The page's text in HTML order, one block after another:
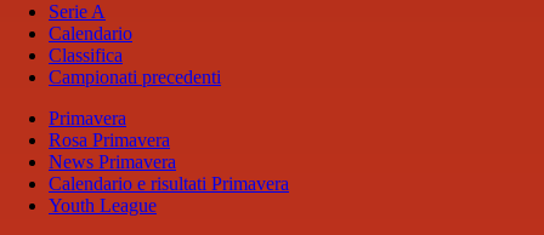
Serie A
Calendario
Classifica
Campionati precedenti
Primavera
Rosa Primavera
News Primavera
Calendario e risultati Primavera
Youth League